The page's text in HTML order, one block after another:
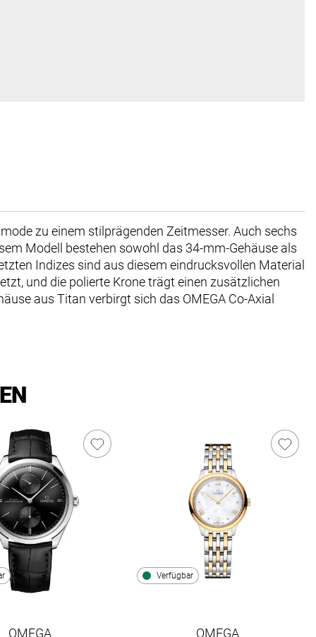
zu einem stilprägenden Zeitmesser. Auch sechs
Modell bestehen sowohl das 34-mm-Gehäuse als
Indizes sind aus diesem eindrucksvollen Material
und die polierte Krone trägt einen zusätzlichen
aus Titan verbirgt sich das OMEGA Co-Axial
OMEGA
Verfügbar
OMEGA